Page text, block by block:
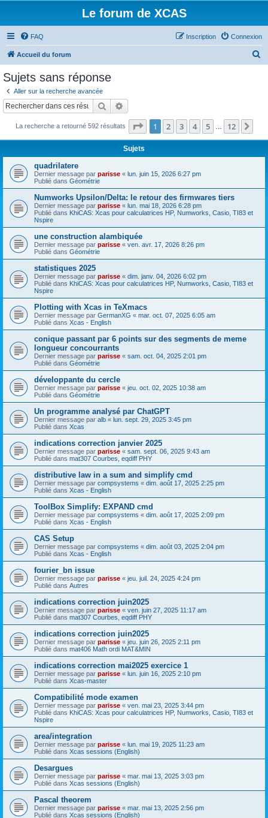
Le forum de XCAS
FAQ Connexion
Inscription
Accueil du forum
c
Sujets sans réponse
Aller sur la recherche avancée
Rechercher
La recherche a retourné 592 résultats Page 1sur12
1 2 3 4 5 12
Sujets
quadrilatere
Dernier message par parisse « lun. juin 15, 2026 6:27 pm
Publié dans Géométrie
Numworks Upsilon/Delta: le retour des firmwares tiers
Dernier message par parisse « lun. mai 18, 2026 6:28 pm
Publié dans KhiCAS: Xcas pour calculatrices HP, Numworks, Casio, TI83 et
Nspire
une construction alambiquée
Dernier message par parisse « ven. avr. 17, 2026 8:26 pm
Publié dans Géométrie
statistiques 2025
Dernier message par parisse « dim. janv. 04, 2026 6:02 pm
Publié dans KhiCAS: Xcas pour calculatrices HP, Numworks, Casio, TI83 et
Nspire
Plotting with Xcas in TeXmacs
Dernier message par GermanXG « mar. oct. 07, 2025 6:05 am
Publié dans Xcas - English
conique passant par 6 points sur des segments de meme
longueur concourrants
Dernier message par parisse « sam. oct. 04, 2025 2:01 pm
Publié dans Géométrie
développante du cercle
Dernier message par parisse « jeu. oct. 02, 2025 10:38 am
Publié dans Géométrie
Un programme analysé par ChatGPT
Dernier message par alb « lun. sept. 29, 2025 3:45 pm
Publié dans Xcas
indications correction janvier 2025
Dernier message par parisse « sam. sept. 06, 2025 9:43 am
Publié dans mat307 Courbes, eqdiff PHY
distributive law in a sum and simplify cmd
Dernier message par compsystems « dim. août 17, 2025 2:25 pm
Publié dans Xcas - English
ToolBox Simplify: EXPAND cmd
Dernier message par compsystems « dim. août 17, 2025 2:09 pm
Publié dans Xcas - English
CAS Setup
Dernier message par compsystems « dim. août 03, 2025 2:04 pm
Publié dans Xcas - English
fourier_bn issue
Dernier message par parisse « jeu. juil. 24, 2025 4:24 pm
Publié dans Autres
indications correction juin2025
Dernier message par parisse « ven. juin 27, 2025 11:17 am
Publié dans mat307 Courbes, eqdiff PHY
indications correction juin2025
Dernier message par parisse « jeu. juin 26, 2025 2:11 pm
Publié dans mat406 Math ordi MAT&MIN
indications correction mai2025 exercice 1
Dernier message par parisse « lun. juin 16, 2025 2:10 pm
Publié dans Xcas-master
Compatibilité mode examen
Dernier message par parisse « ven. mai 23, 2025 3:44 pm
Publié dans KhiCAS: Xcas pour calculatrices HP, Numworks, Casio, TI83 et
Nspire
area/integration
Dernier message par parisse « lun. mai 19, 2025 11:23 am
Publié dans Xcas sessions (English)
Desargues
Dernier message par parisse « mar. mai 13, 2025 3:03 pm
Publié dans Xcas sessions (English)
Pascal theorem
Dernier message par parisse « mar. mai 13, 2025 2:56 pm
Publié dans Xcas sessions (English)